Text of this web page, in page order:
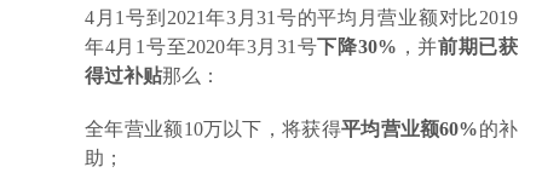
4月1号到2021年3月31号的平均月营业额对比2019
年4月1号至2020年3月31号下降30% ，并前期已获
得过补贴那么：
全年营业额10万以下，将获得平均营业额60%的补
助；